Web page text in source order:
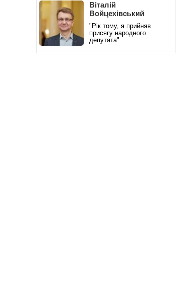
Віталій
Войцехівський
"Рік тому, я прийняв
присягу народного
депутата"